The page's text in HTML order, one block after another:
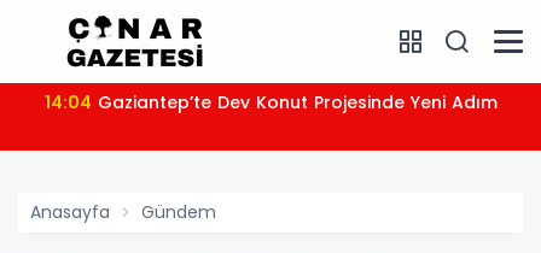
14:04 Gaziantep’te Dev Konut Projesinde Yeni Adım
Anasayfa Gündem